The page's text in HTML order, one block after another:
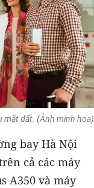
mặt đất. (Ảnh minh họa)
bay Hà Nội
cả các máy
A350 và máy